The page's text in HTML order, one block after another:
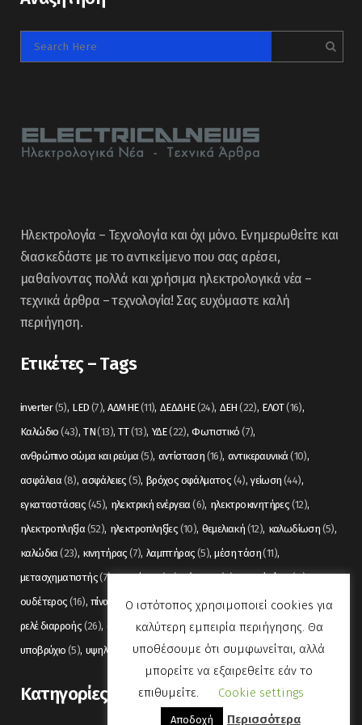
Ηλεκτρολογία – Τεχνολογία και όχι μόνο. Ενημερωθείτε και
διασκεδάστε με το αντικείμενο που σας αρέσει,
μαθαίνοντας πολλά και χρήσιμα ηλεκτρολογικά νέα –
τεχνικά άρθρα – τεχνολογία! Σας ευχόμαστε καλή
περιήγηση.
Ετικέτες – Tags
inverter(5) LED (7) ΑΔΜΗΕ(11) ΔΕΔΔΗΕ(24) ΔΕΗ (22) ΕΛΟΤ(16)
Καλώδιο (43) ΤΝ(13) ΤΤ(13) ΥΔΕ(22) Φωτιστικό (7)
ανθρώπινο σώμα και ρεύμα (5) αντίσταση (16) αντικεραυνικά (10)
ασφάλεια (8) ασφάλειες (5) βρόχος σφάλματος (4) γείωση (44)
εγκαταστάσεις (45) ηλεκτρική ενέργεια (6) ηλεκτροκινητήρες (12)
ηλεκτροπληξία (52) ηλεκτροπληξίες (10) θεμελιακή (12) καλωδίωση (5)
καλώδια (23) κινητήρας (7) λαμπτήρας (5) μέση τάση(11)
μετασχηματιστής(7) μετρήσεις(12) μόνωση(6) οπτικές ίνες(11)
ουδέτερος (16) πίνακας (17) πίνακες(7) πυρανίχνευση (6) ρελέ(36)
ρελέ διαρροής (26) συναγερμός(5) σωληνώσεις(5) τάση(13)
υποβρύχιο (5) υψηλή τάση(8) φωτισμός (6)
Kατηγορίες
Ο ιστότοπος χρησιμοποιεί cookies για
καλύτερη εμπειρία περιήγησης. Θα
υποθέσουμε ότι συμφωνείται, αλλά
μπορείτε να εξαιρεθείτε εάν το
επιθυμείτε.
Cookie settings
Αποδοχή Περισσότερα